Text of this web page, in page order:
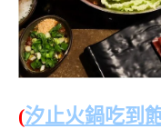
(汐止火鍋吃到